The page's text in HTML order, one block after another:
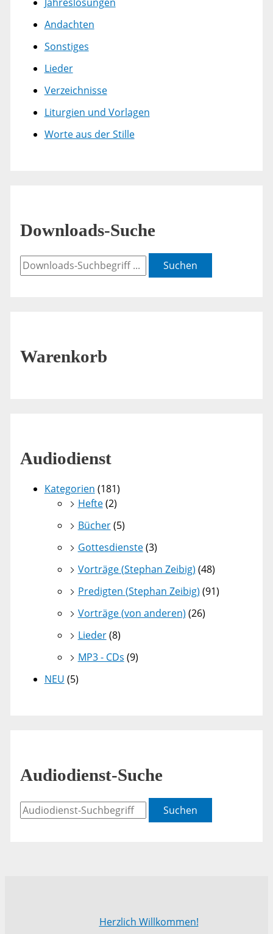
Andachten
Sonstiges
Lieder
Verzeichnisse
Liturgien und Vorlagen
Worte aus der Stille
Downloads-Suche
Suchen
Warenkorb
Audiodienst
Kategorien (181)
Hefte(2)
Bücher(5)
Gottesdienste(3)
Vorträge (Stephan Zeibig) (48)
Predigten (Stephan Zeibig) (91)
Vorträge (von anderen) (26)
Lieder(8)
MP3 - CDs (9)
NEU (5)
Audiodienst-Suche
Suchen
Herzlich Willkommen!